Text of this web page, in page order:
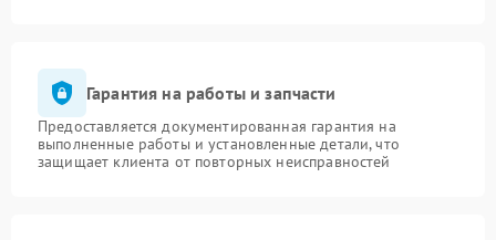
Гарантия на работы и запчасти
Предоставляется документированная гарантия на
выполненные работы и установленные детали, что
защищает клиента от повторных неисправностей